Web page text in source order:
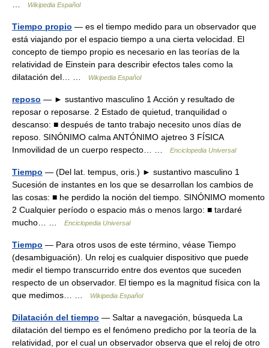
Wikipedia Español
Tiempo propio — es el tiempo medido para un observador que
está viajando por el espacio tiempo a una cierta velocidad. El
concepto de tiempo propio es necesario en las teorías de la
relatividad de Einstein para describir efectos tales como la
dilatación del… …
Wikipedia Español
reposo — ► sustantivo masculino 1 Acción y resultado de
reposar o reposarse. 2 Estado de quietud, tranquilidad o
descanso: ■ después de tanto trabajo necesito unos días de
reposo. SINÓNIMO calma ANTÓNIMO ajetreo 3 FÍSICA
Inmovilidad de un cuerpo respecto… …
Enciclopedia Universal
Tiempo — (Del lat. tempus, oris.) ► sustantivo masculino 1
Sucesión de instantes en los que se desarrollan los cambios de
las cosas: ■ he perdido la noción del tiempo. SINÓNIMO momento
2 Cualquier período o espacio más o menos largo: ■ tardaré
mucho… …
Enciclopedia Universal
Tiempo — Para otros usos de este término, véase Tiempo
(desambiguación). Un reloj es cualquier dispositivo que puede
medir el tiempo transcurrido entre dos eventos que suceden
respecto de un observador. El tiempo es la magnitud física con la
que medimos… …
Wikipedia Español
Dilatación del tiempo — Saltar a navegación, búsqueda La
dilatación del tiempo es el fenómeno predicho por la teoría de la
relatividad, por el cual un observador observa que el reloj de otro